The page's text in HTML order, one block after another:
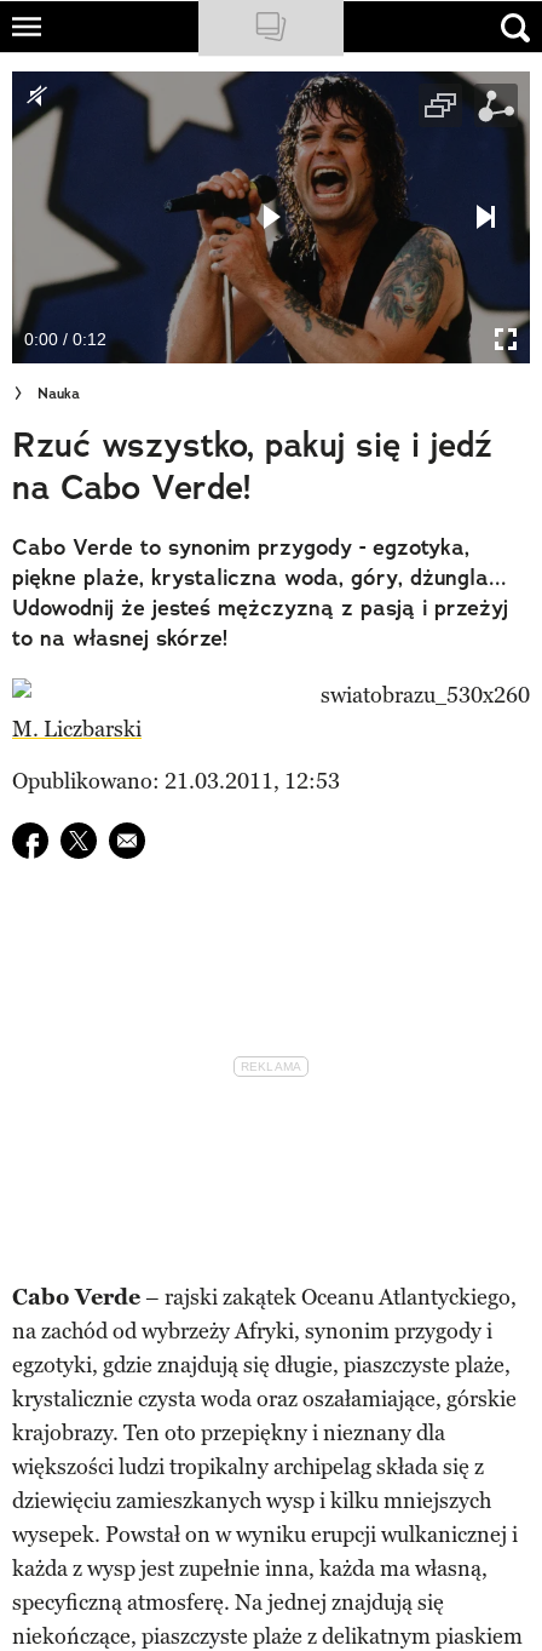
Skip
main
content
NATIONAL GEOGRAPHIC
TRAVELER
PODCASTY
Newsletter
Cuda Polski
Wielki Konkurs Fotograficzny
Trendbook Podróżniczy
Polecane
0:00 / 0:12
Nauka
Rzuć wszystko, pakuj się i jedź
na Cabo Verde!
Cabo Verde to synonim przygody - egzotyka,
piękne plaże, krystaliczna woda, góry, dżungla...
Udowodnij że jesteś mężczyzną z pasją i przeżyj
to na własnej skórze!
M. Liczbarski
Opublikowano: 21.03.2011, 12:53
Udostępnij na facebook
Udostępnij na twitter
E-mail do przyjaciela
Cabo Verde– rajski zakątek Oceanu Atlantyckiego,
na zachód od wybrzeży Afryki, synonim przygody i
egzotyki, gdzie znajdują się długie, piaszczyste plaże,
krystalicznie czysta woda oraz oszałamiające, górskie
krajobrazy. Ten oto przepiękny i nieznany dla
większości ludzi tropikalny archipelag składa się z
dziewięciu zamieszkanych wysp i kilku mniejszych
wysepek. Powstał on w wyniku erupcji wulkanicznej i
każda z wysp jest zupełnie inna, każda ma własną,
specyficzną atmosferę. Na jednej znajdują się
niekończące, piaszczyste plaże z delikatnym piaskiem